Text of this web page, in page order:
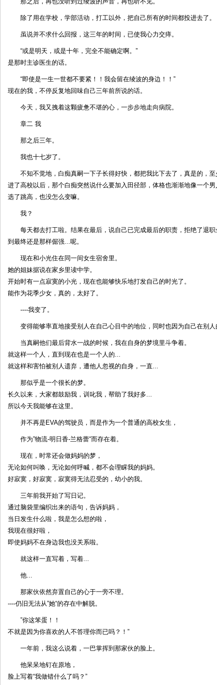
除了用在学校，学部活动，打工以外，把自己所有的时间都投进去了。
虽说并不求什么回报，这三年的时间，已使我心力交瘁。
“或是明天，或是十年，完全不能确定啊。”
是那时主诊医生的话。
“即使是一生一世都不要紧！！我会留在绫波的身边！！”
现在的我，不停反复地回味自己三年前所说的话。
今天，我又拽着这颗疲惫不堪的心，一步步地走向病院。
章二 我
那之后三年。
我也十七岁了。
不知不觉地，白痴真嗣一下子长得好快，都把我比下去了，真是的，
进了高校以后，那个白痴突然说什么要加入田径部，体格也渐渐地像一个
选了跳高，也没怎么变嘛。
我？
每天都去打工啦。结果在最后，说自己已完成最后的职责，拒绝了退
到最终还是那样倔强...呢。
现在和小光住在同一间女生宿舍里。
她的姐妹据说在家乡里读中学。
开始时有一点寂寞的小光，现在也能够快乐地打发自己的时光了。
能作为花季少女，真的，太好了。
----我变了。
变得能够率直地接受别人在自己心目中的地位，同时也因为自己在别
当真嗣他们最后背水一战的时候，我在自身的梦境里斗争着。
就这样一个人，直到现在也是一个人的...
就这样和害怕被别人遗弃，遭他人忽视的自身，一直...
那似乎是一个很长的梦。
长久以来，大家都鼓励我，训叱我，帮助了我好多...
所以今天我能够在这里。
并不再是EVA的驾驶员，而是作为一个普通的高校女生，
作为”物流-明日香-兰格蕾“而存在着。
现在，时常还会做妈妈的梦，
无论如何叫唤，无论如何呼喊，都不会理睬我的妈妈。
好寂寞，好寂寞，寂寞得无法忍受的，幼小的我。
三年前我开始了写日记。
通过脑袋里编织出来的语句，告诉妈妈，
当日发生什么啦，我是怎么想的啦，
我现在很好啦，
即使妈妈不在身边我也没关系啦。
就这样一直写着，写着...
他...
那家伙依然弃置自己的心于一旁不理。
----仍旧无法从”她“的存在中解脱。
”你这笨蛋！！
不就是因为你喜欢的人不答理你而已吗？！”
一年前，我这么说着，一巴掌挥到那家伙的脸上。
他呆呆地钉在原地，
脸上写着“我做错什么了吗？”